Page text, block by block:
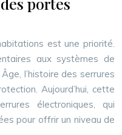
est une priorité.
aux systèmes de
l’histoire des serrures
Aujourd’hui, cette
électroniques, qui
pour offrir un niveau de